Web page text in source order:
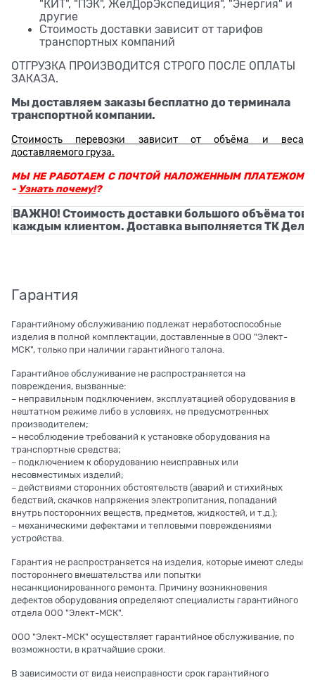
"КИТ", "ПЭК", ЖелДорЭкспедиция", "Энергия" и
другие
Стоимость доставки зависит от тарифов
транспортных компаний
ОТГРУЗКА ПРОИЗВОДИТСЯ СТРОГО ПОСЛЕ ОПЛАТЫ
ЗАКАЗА.
Мы доставляем заказы бесплатно до терминала
транспортной компании.
Стоимость перевозки зависит от объёма и веса
доставляемого груза.
МЫ НЕ РАБОТАЕМ С ПОЧТОЙ НАЛОЖЕННЫМ ПЛАТЕЖОМ
- Узнать почему!?
ВАЖНО! Стоимость доставки большого объёма
каждым клиентом. Доставка выполняется ТК
Гарантия
Гарантийному обслуживанию подлежат неработоспособные
изделия в полной комплектации, доставленные в ООО "Элект-
МСК", только при наличии гарантийного талона.
Гарантийное обслуживание не распространяется на
повреждения, вызванные:
– неправильным подключением, эксплуатацией оборудования в
нештатном режиме либо в условиях, не предусмотренных
производителем;
– несоблюдение требований к установке оборудования на
транспортные средства;
– подключением к оборудованию неисправных или
несовместимых изделий;
– действиями сторонних обстоятельств (аварий и стихийных
бедствий, скачков напряжения электропитания, попаданий
внутрь посторонних веществ, предметов, жидкостей, и т.д.);
– механическими дефектами и тепловыми повреждениями
устройства.
Гарантия не распространяется на изделия, которые имеют следы
постороннего вмешательства или попытки
несанкционированного ремонта. Причину возникновения
дефектов оборудования определяют специалисты гарантийного
отдела ООО "Элект-МСК".
ООО "Элект-МСК" осуществляет гарантийное обслуживание, по
возможности, в кратчайшие сроки.
В зависимости от вида неисправности срок гарантийного